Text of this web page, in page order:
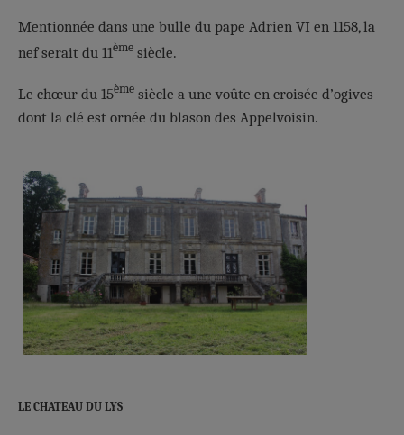
Mentionnée dans une bulle du pape Adrien VI en 1158, la
nef serait du 11ème siècle.
Le chœur du 15ème siècle a une voûte en croisée d’ogives
dont la clé est ornée du blason des Appelvoisin.
LE CHATEAU DU LYS